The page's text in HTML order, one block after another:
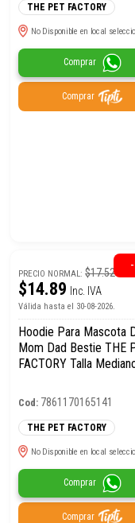
THE PET FACTORY
No Disponible en local
Comprar
Comprar
PRECIO NORMAL:$17.52
$14.89 Inc. IVA
Válida hasta el 30-08-2026.
Hoodie Para Mascota
Mom Dad Bestie THE
FACTORY Talla
Cod: 7861170165141
THE PET FACTORY
No Disponible en local
Comprar
Comprar